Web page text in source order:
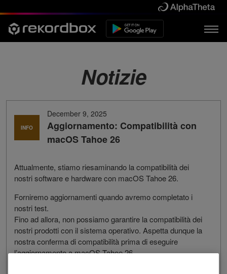
Notizie
INFO
December 9, 2025
Aggiornamento: Compatibilità con
macOS Tahoe 26
Attualmente, stiamo riesaminando la compatibilità dei
nostri software e hardware con macOS Tahoe 26.
Forniremo aggiornamenti quando avremo completato i
nostri test.
Fino ad allora, non possiamo garantire la compatibilità dei
nostri prodotti con il sistema operativo. Aspetta dunque la
nostra conferma di compatibilità prima di eseguire
l’aggiornamento a macOS Tahoe 26.